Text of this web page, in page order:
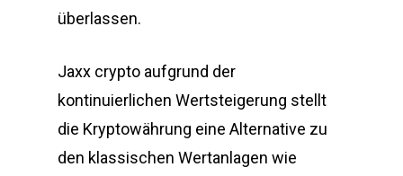
überlassen.
Jaxx crypto aufgrund der
kontinuierlichen Wertsteigerung stellt
die Kryptowährung eine Alternative zu
den klassischen Wertanlagen wie